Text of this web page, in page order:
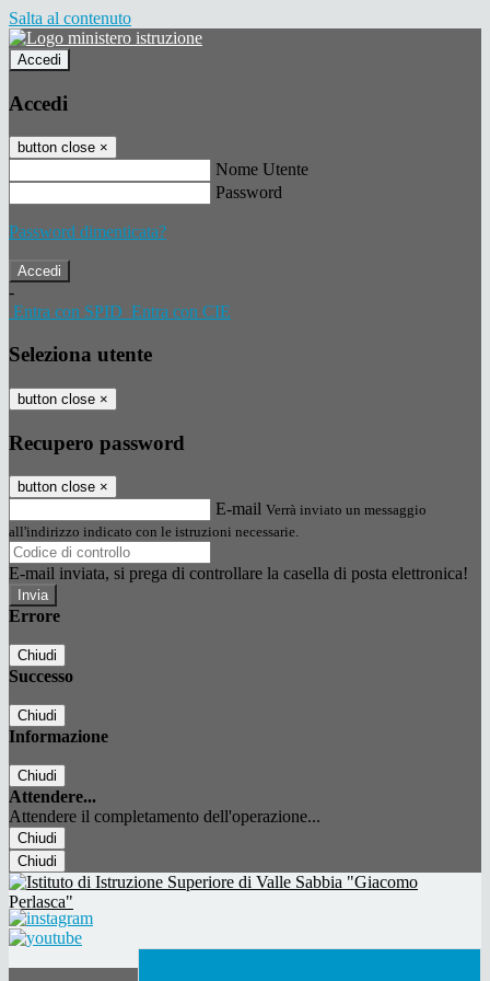
Salta al contenuto
Accedi
Accedi
button close ×
Nome Utente
Password
Password dimenticata?
-
Entra con SPID Entra con CIE
Seleziona utente
button close ×
Recupero password
button close ×
E-mail Verrà inviato un messaggio
all'indirizzo indicato con le istruzioni necessarie.
E-mail inviata, si prega di controllare la casella di posta elettronica!
Errore
Chiudi
Successo
Chiudi
Informazione
Chiudi
Attendere...
Attendere il completamento dell'operazione...
Chiudi
Chiudi